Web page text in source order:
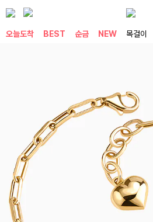
오늘도착 BEST 순금 NEW 목걸이